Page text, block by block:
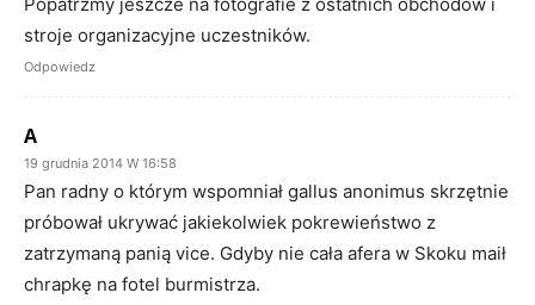
stroje organizacyjne uczestników.
Odpowiedz
A
19 grudnia 2014 W 16:58
Pan radny o którym wspomniał gallus anonimus skrzętnie
próbował ukrywać jakiekolwiek pokrewieństwo z
zatrzymaną panią vice. Gdyby nie cała afera w Skoku maił
chrapkę na fotel burmistrza.